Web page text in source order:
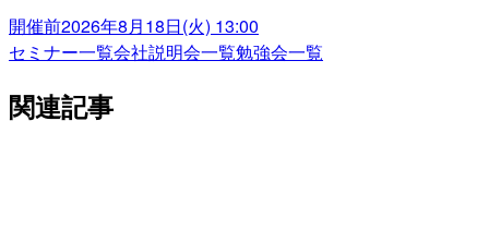
開催前2026年8月18日(火) 13:00
セミナー一覧会社説明会一覧勉強会一覧
関連記事